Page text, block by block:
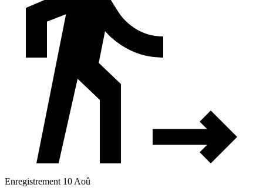
Enregistrement 10 Aoû